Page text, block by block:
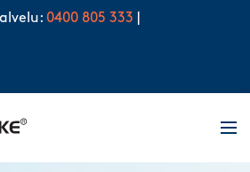
0400 805 333